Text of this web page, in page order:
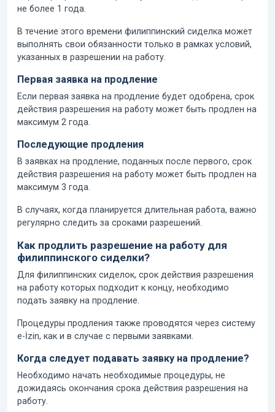
не более 1 года.
В течение этого времени филиппинский сиделка может
выполнять свои обязанности только в рамках условий,
указанных в разрешении на работу.
Первая заявка на продление
Если первая заявка на продление будет одобрена, срок
действия разрешения на работу может быть продлен на
максимум 2 года.
Последующие продления
В заявках на продление, поданных после первого, срок
действия разрешения на работу может быть продлен на
максимум 3 года.
В случаях, когда планируется длительная работа, важно
регулярно следить за сроками разрешений.
Как продлить разрешение на работу для
филиппинского сиделки?
Для филиппинских сиделок, срок действия разрешения
на работу которых подходит к концу, необходимо
подать заявку на продление.
Процедуры продления также проводятся через систему
e-İzin, как и в случае с первыми заявками.
Когда следует подавать заявку на продление?
Необходимо начать необходимые процедуры, не
дожидаясь окончания срока действия разрешения на
работу.